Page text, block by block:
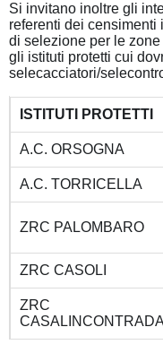
Si invitano inoltre gli
referenti dei
di selezione per le
gli istituti protetti cui
selecacciatori/
ISTITUTI PROTETTI
A.C. ORSOGNA
A.C. TORRICELLA
ZRC PALOMBARO
ZRC CASOLI
ZRC
CASALINCONTRADA